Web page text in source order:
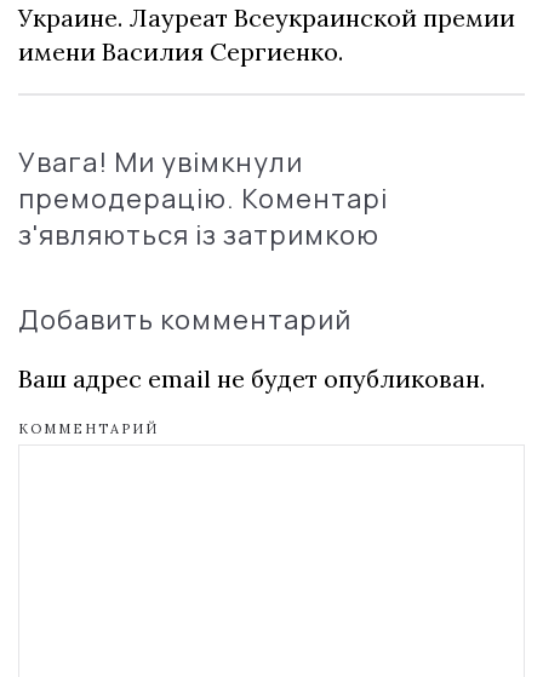
Украине. Лауреат Всеукраинской премии
имени Василия Сергиенко.
Увага! Ми увімкнули
премодерацію. Коментарі
з'являються із затримкою
Добавить комментарий
Ваш адрес email не будет опубликован.
КОММЕНТАРИЙ